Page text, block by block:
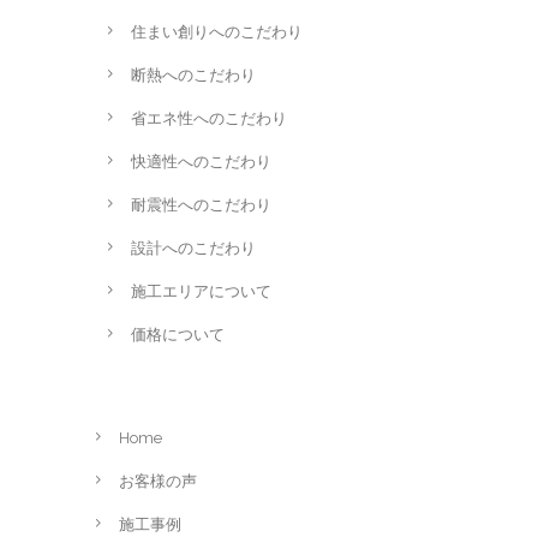
住まい創りへのこだわり
断熱へのこだわり
省エネ性へのこだわり
快適性へのこだわり
耐震性へのこだわり
設計へのこだわり
施工エリアについて
価格について
Home
お客様の声
施工事例